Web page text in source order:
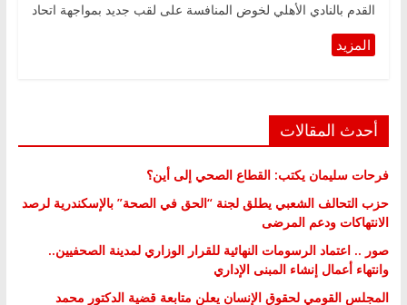
القدم بالنادي الأهلي لخوض المنافسة على لقب جديد بمواجهة اتحاد
أحدث المقالات
فرحات سليمان يكتب: القطاع الصحي إلى أين؟
حزب التحالف الشعبي يطلق لجنة “الحق في الصحة” بالإسكندرية لرصد
الانتهاكات ودعم المرضى
صور .. اعتماد الرسومات النهائية للقرار الوزاري لمدينة الصحفيين..
وانتهاء أعمال إنشاء المبنى الإداري
المجلس القومي لحقوق الإنسان يعلن متابعة قضية الدكتور محمد